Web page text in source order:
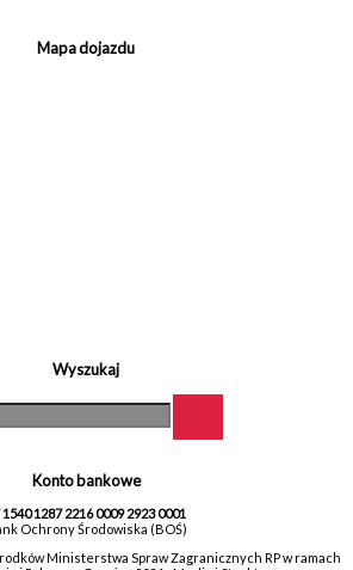
Mapa dojazdu
Wyszukaj
Konto bankowe
1540 1287 2216 0009 2923 0001
Ochrony Środowiska (BOŚ)
Ministerstwa Spraw Zagranicznych RP w ramach